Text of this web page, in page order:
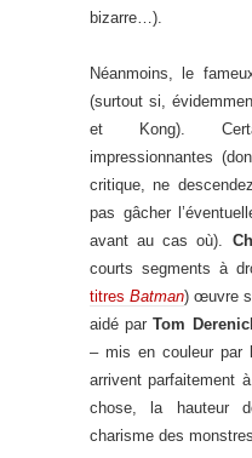
bizarre…).
Néanmoins, le
(surtout si,
et Kong).
impressionnantes
critique, ne
pas gâcher
avant au cas où).
courts segments à
titres Batman) œuvre
aidé parTom
– mis en couleur par
arrivent parfaitement
chose, la hauteur
charisme des